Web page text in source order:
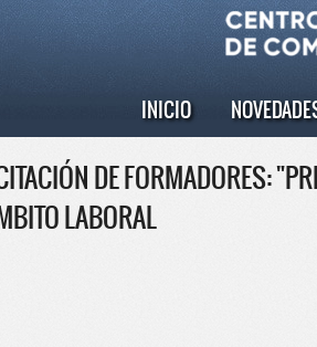
INICIO
DE FORMADORES:
LABORAL